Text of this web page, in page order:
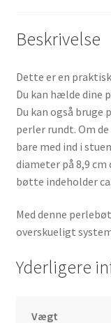
Beskrivelse
Dette er en
Du kan hælde dine
Du kan også
perler rundt. Om
bare med ind i
diameter på 8,9 cm
bøtte indeholder
Med denne
overskueligt
Yderligere
Vægt